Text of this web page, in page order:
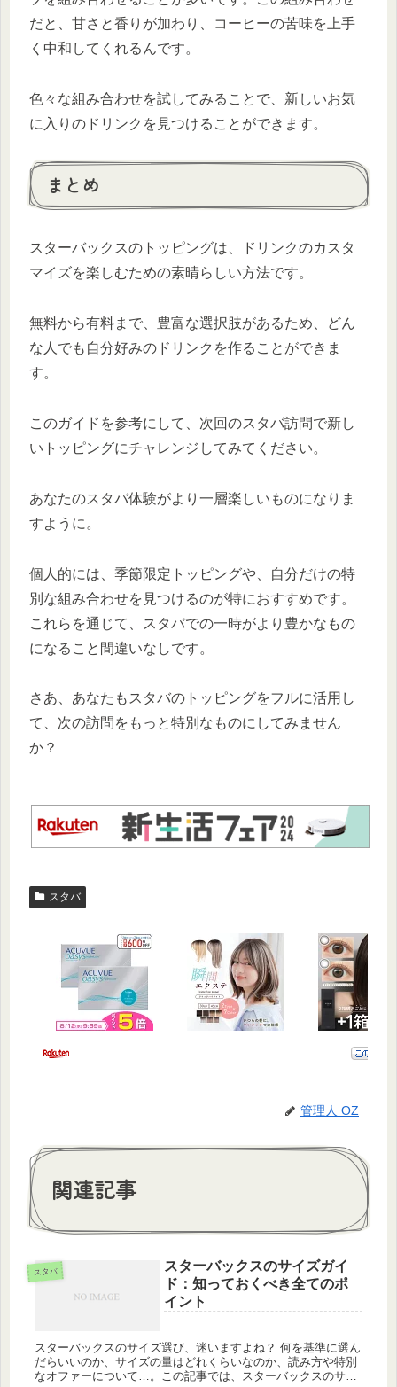
だと、甘さと香りが加わり、コーヒーの苦味を上手
く中和してくれるんです。
色々な組み合わせを試してみることで、新しいお気
に入りのドリンクを見つけることができます。
まとめ
スターバックスのトッピングは、ドリンクのカスタ
マイズを楽しむための素晴らしい方法です。
無料から有料まで、豊富な選択肢があるため、どん
な人でも自分好みのドリンクを作ることができま
す。
このガイドを参考にして、次回のスタバ訪問で新し
いトッピングにチャレンジしてみてください。
あなたのスタバ体験がより一層楽しいものになりま
すように。
個人的には、季節限定トッピングや、自分だけの特
別な組み合わせを見つけるのが特におすすめです。
これらを通じて、スタバでの一時がより豊かなもの
になること間違いなしです。
さあ、あなたもスタバのトッピングをフルに活用し
て、次の訪問をもっと特別なものにしてみません
か？
スタバ
管理人 OZ
関連記事
スタバ
スターバックスのサイズガイ
ド：知っておくべき全てのポ
イント
スターバックスのサイズ選び、迷いますよね？ 何を基準に選ん
だらいいのか、サイズの量はどれくらいなのか、読み方や特別
なオファーについて…。この記事では、スターバックスのサイ